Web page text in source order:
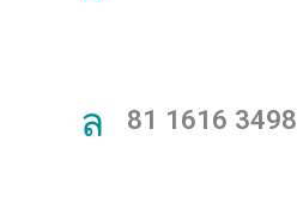
81 1616 3498